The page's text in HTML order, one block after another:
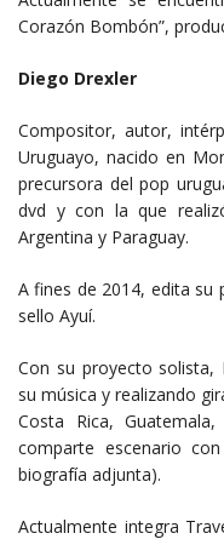
Corazón Bombón”,
Diego Drexler
Compositor, autor,
Uruguayo, nacido en
precursora del pop
dvd y con la que
Argentina y Paraguay.
A fines de 2014, edita su
sello Ayuí.
Con su proyecto solista,
su música y realizando
Costa Rica,
comparte escenario
biografía adjunta).
Actualmente integra